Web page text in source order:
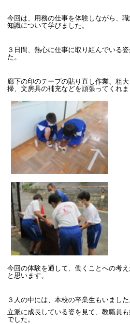
今回は、用務の仕事を体験しながら、
知識について学びました。
３日間、熱心に仕事に取り組んでいる
た。
廊下の印のテープの貼り直し作業、粗
掃、文房具の補充などを頑張ってくれま
今回の体験を通して、働くことへの考
と思います。
３人の中には、本校の卒業生もいました
立派に成長している姿を見て、教職員
でした。